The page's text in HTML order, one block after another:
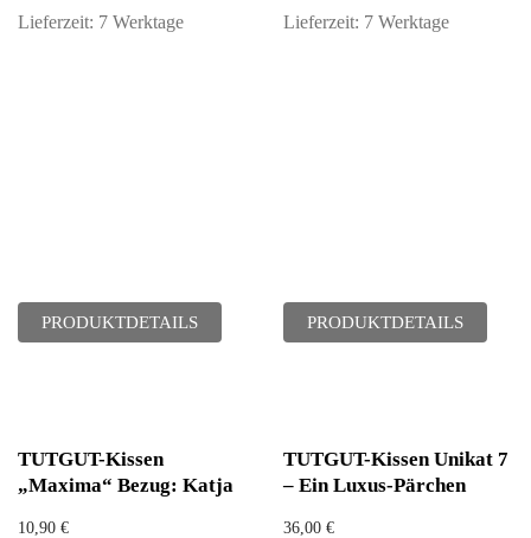
Lieferzeit: 7 Werktage
PRODUKTDETAILS
Lieferzeit: 7 Werktage
PRODUKTDETAILS
TUTGUT-Kissen
„Maxima“ Bezug: Katja
10,90 €
TUTGUT-Kissen Unikat 7
– Ein Luxus-Pärchen
36,00 €